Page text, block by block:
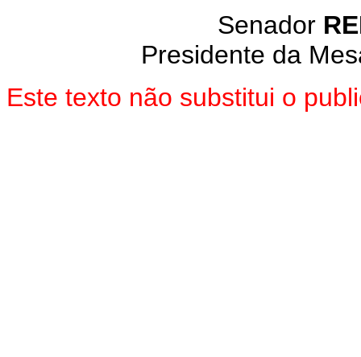
Senador
Presidente da
Este texto não substitui o